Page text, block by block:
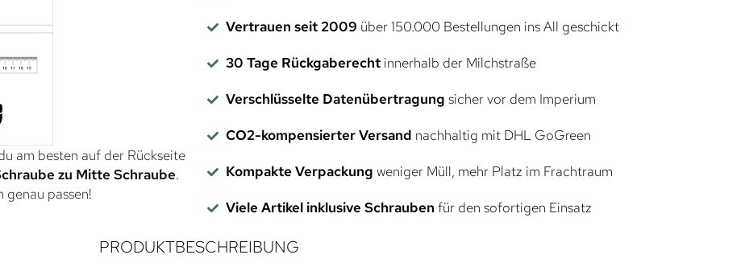
am besten auf der Rückseite
zu Mitte Schraube.
passen!
Vertrauen seit 2009 über 150.000 Bestellungen ins All geschickt
30 Tage Rückgaberechtinnerhalb der Milchstraße
Verschlüsselte Datenübertragung sicher vor dem Imperium
CO2-kompensierter Versand nachhaltig mit DHL GoGreen
Kompakte Verpackung weniger Müll, mehr Platz im Frachtraum
Viele Artikel inklusive Schrauben für den sofortigen Einsatz
PRODUKTBESCHREIBUNG